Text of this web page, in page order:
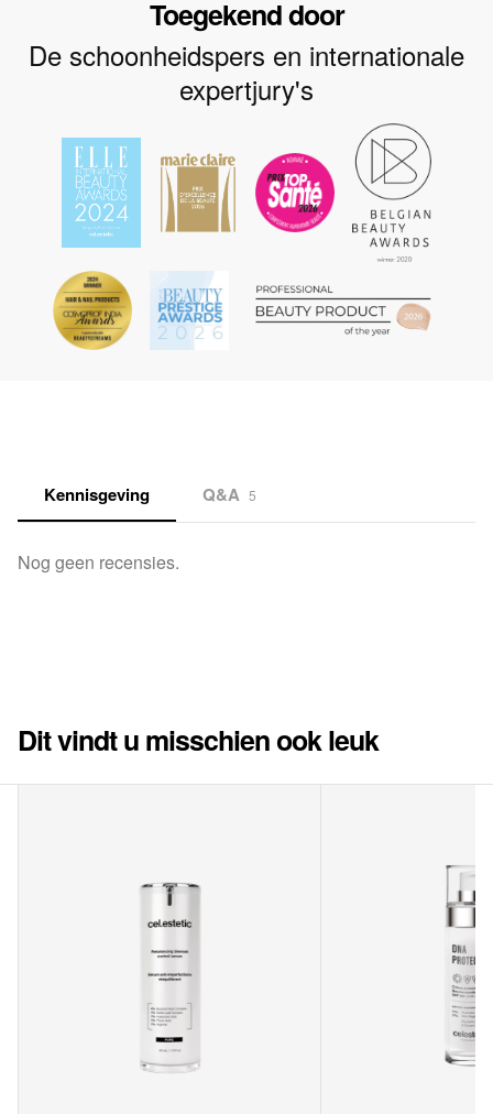
Toegekend door
De schoonheidspers en internationale
expertjury's
Kennisgeving Q&A 5
Nog geen recensies.
Dit vindt u misschien ook leuk